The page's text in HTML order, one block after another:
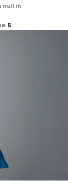
null in
5